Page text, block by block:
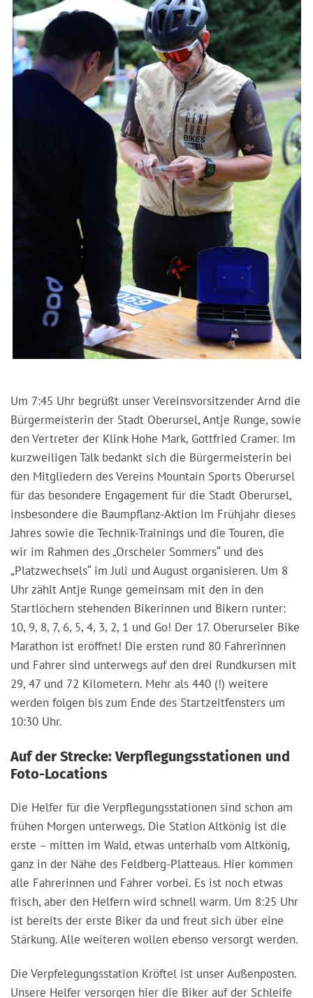
Um 7:45 Uhr begrüßt unser Vereinsvorsitzender Arnd die
Bürgermeisterin der Stadt Oberursel, Antje Runge, sowie
den Vertreter der Klink Hohe Mark, Gottfried Cramer. Im
kurzweiligen Talk bedankt sich die Bürgermeisterin bei
den Mitgliedern des Vereins Mountain Sports Oberursel
für das besondere Engagement für die Stadt Oberursel,
insbesondere die Baumpflanz-Aktion im Frühjahr dieses
Jahres sowie die Technik-Trainings und die Touren, die
wir im Rahmen des „Orscheler Sommers“ und des
„Platzwechsels“ im Juli und August organisieren. Um 8
Uhr zählt Antje Runge gemeinsam mit den in den
Startlöchern stehenden Bikerinnen und Bikern runter:
10, 9, 8, 7, 6, 5, 4, 3, 2, 1 und Go! Der 17. Oberurseler Bike
Marathon ist eröffnet! Die ersten rund 80 Fahrerinnen
und Fahrer sind unterwegs auf den drei Rundkursen mit
29, 47 und 72 Kilometern. Mehr als 440 (!) weitere
werden folgen bis zum Ende des Startzeitfensters um
10:30 Uhr.
Auf der Strecke: Verpflegungsstationen und
Foto-Locations
Die Helfer für die Verpflegungsstationen sind schon am
frühen Morgen unterwegs. Die Station Altkönig ist die
erste – mitten im Wald, etwas unterhalb vom Altkönig,
ganz in der Nähe des Feldberg-Platteaus. Hier kommen
alle Fahrerinnen und Fahrer vorbei. Es ist noch etwas
frisch, aber den Helfern wird schnell warm. Um 8:25 Uhr
ist bereits der erste Biker da und freut sich über eine
Stärkung. Alle weiteren wollen ebenso versorgt werden.
Die Verpfelegungsstation Kröftel ist unser Außenposten.
Unsere Helfer versorgen hier die Biker auf der Schleife